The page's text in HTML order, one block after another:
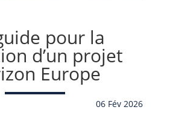
pour la
d’un projet
Europe
06 Fév 2026